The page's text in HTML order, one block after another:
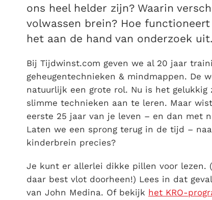
ons heel helder zijn? Waarin
volwassen brein? Hoe
het aan de hand van onderzoek uit.
Bij Tijdwinst.com geven we al 20 jaar
geheugentechnieken & mindmappen. De
natuurlijk een grote rol. Nu is het
slimme technieken aan te leren. Maar
eerste 25 jaar van je leven – en dan met
Laten we een sprong terug in de tijd –
kinderbrein precies?
Je kunt er allerlei dikke pillen voor lezen.
daar best vlot doorheen!) Lees in dat
van John Medina. Of bekijk het KRO-